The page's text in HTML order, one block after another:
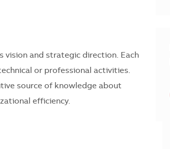
vision and strategic direction. Each
or professional activities.
source of knowledge about
efficiency.